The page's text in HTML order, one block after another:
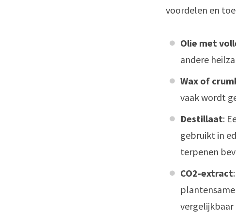
voordelen en
Olie met
andere
Wax of
vaak wordt
Destillaat:
gebruikt in
terpenen
CO2-extract